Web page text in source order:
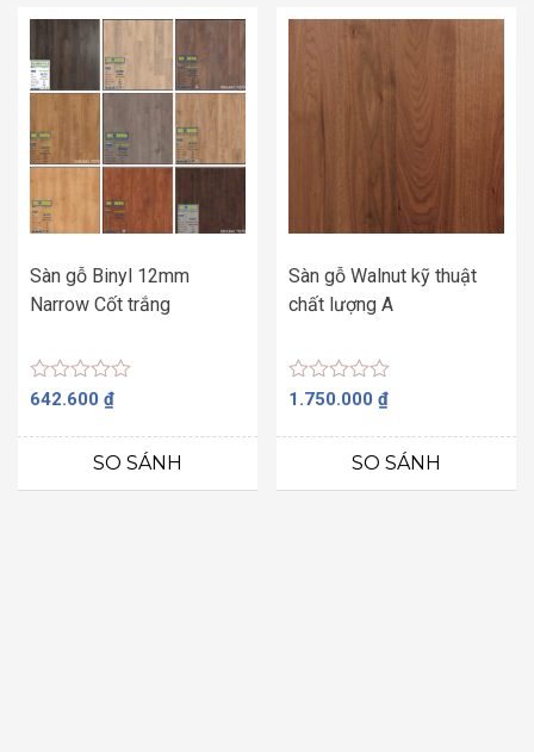
Sàn gỗ Binyl 12mm
Narrow Cốt trắng
Được
hạng
sao
642.600 ₫
SO SÁNH
Sàn gỗ Walnut kỹ thuật
chất lượng A
Được
hạng
sao
1.750.000₫
SO SÁNH